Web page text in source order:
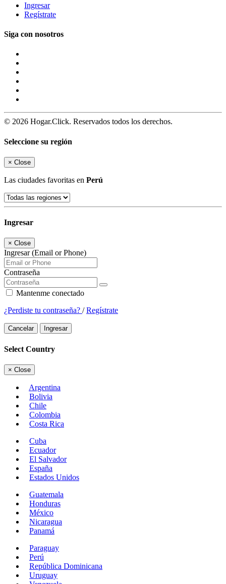
Ingresar
Regístrate
Siga con nosotros
© 2026 Hogar.Click. Reservados todos los derechos.
Seleccione su región
× Close
Las ciudades favoritas en Perú
Ingresar
× Close
Ingresar (Email or Phone)
Contraseña
Mantenme conectado
¿Perdiste tu contraseña? /Regístrate
Cancelar Ingresar
Select Country
× Close
Argentina
Bolivia
Chile
Colombia
Costa Rica
Cuba
Ecuador
El Salvador
España
Estados Unidos
Guatemala
Honduras
México
Nicaragua
Panamá
Paraguay
Perú
República Dominicana
Uruguay